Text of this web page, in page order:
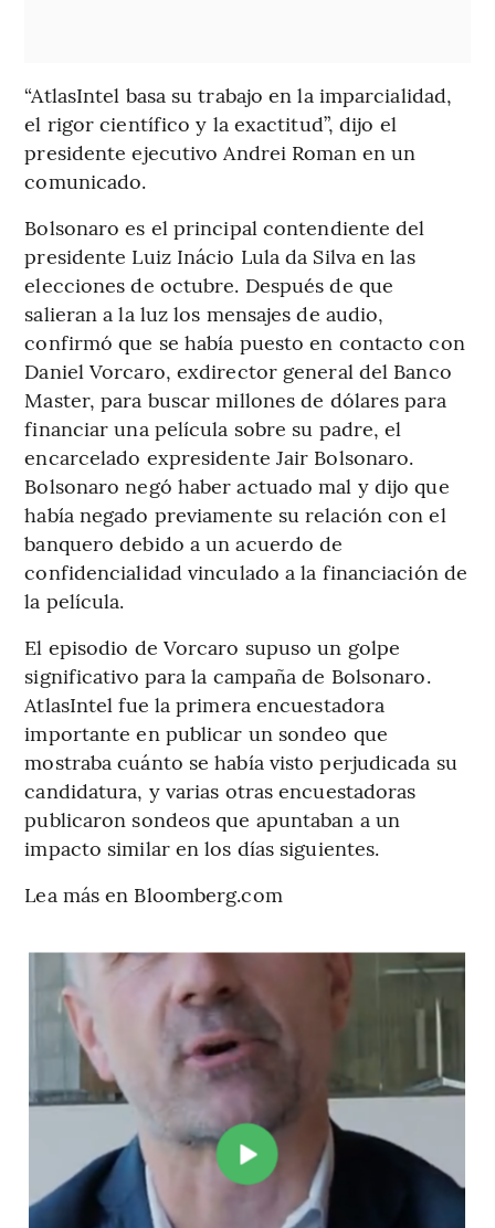
“AtlasIntel basa su trabajo en la imparcialidad,
el rigor científico y la exactitud”, dijo el
presidente ejecutivo Andrei Roman en un
comunicado.
Bolsonaro es el principal contendiente del
presidente Luiz Inácio Lula da Silva en las
elecciones de octubre. Después de que
salieran a la luz los mensajes de audio,
confirmó que se había puesto en contacto con
Daniel Vorcaro, exdirector general del Banco
Master, para buscar millones de dólares para
financiar una película sobre su padre, el
encarcelado expresidente Jair Bolsonaro.
Bolsonaro negó haber actuado mal y dijo que
había negado previamente su relación con el
banquero debido a un acuerdo de
confidencialidad vinculado a la financiación de
la película.
El episodio de Vorcaro supuso un golpe
significativo para la campaña de Bolsonaro.
AtlasIntel fue la primera encuestadora
importante en publicar un sondeo que
mostraba cuánto se había visto perjudicada su
candidatura, y varias otras encuestadoras
publicaron sondeos que apuntaban a un
impacto similar en los días siguientes.
Lea más en Bloomberg.com